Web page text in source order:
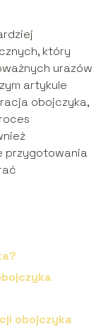
który
urazów
artykule
obojczyka,
przygotowania
obojczyka